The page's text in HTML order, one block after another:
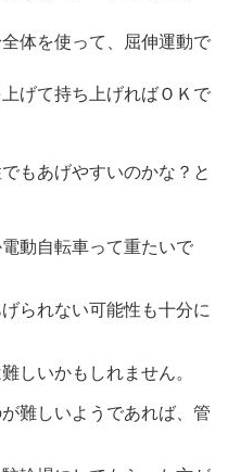
体を使って、屈伸運動で
げて持ち上げればＯＫで
もあげやすいのかな？と
動自転車って重たいで
られない可能性も十分に
しいかもしれません。
難しいようであれば、管